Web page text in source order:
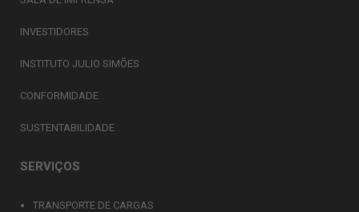
INVESTIDORES
INSTITUTO JULIO SIMÕES
CONFORMIDADE
SUSTENTABILIDADE
SERVIÇOS
TRANSPORTE DE CARGAS